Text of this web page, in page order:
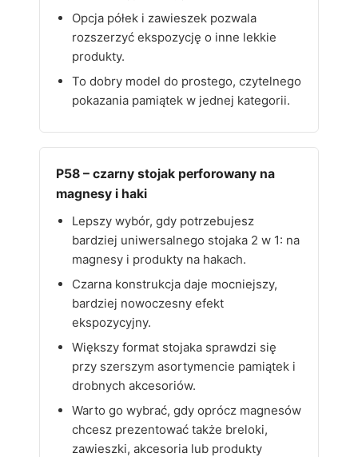
Opcja półek i zawieszek pozwala
rozszerzyć ekspozycję o inne lekkie
produkty.
To dobry model do prostego, czytelnego
pokazania pamiątek w jednej kategorii.
P58 – czarny stojak perforowany na
magnesy i haki
Lepszy wybór, gdy potrzebujesz
bardziej uniwersalnego stojaka 2 w 1: na
magnesy i produkty na hakach.
Czarna konstrukcja daje mocniejszy,
bardziej nowoczesny efekt
ekspozycyjny.
Większy format stojaka sprawdzi się
przy szerszym asortymencie pamiątek i
drobnych akcesoriów.
Warto go wybrać, gdy oprócz magnesów
chcesz prezentować także breloki,
zawieszki, akcesoria lub produkty